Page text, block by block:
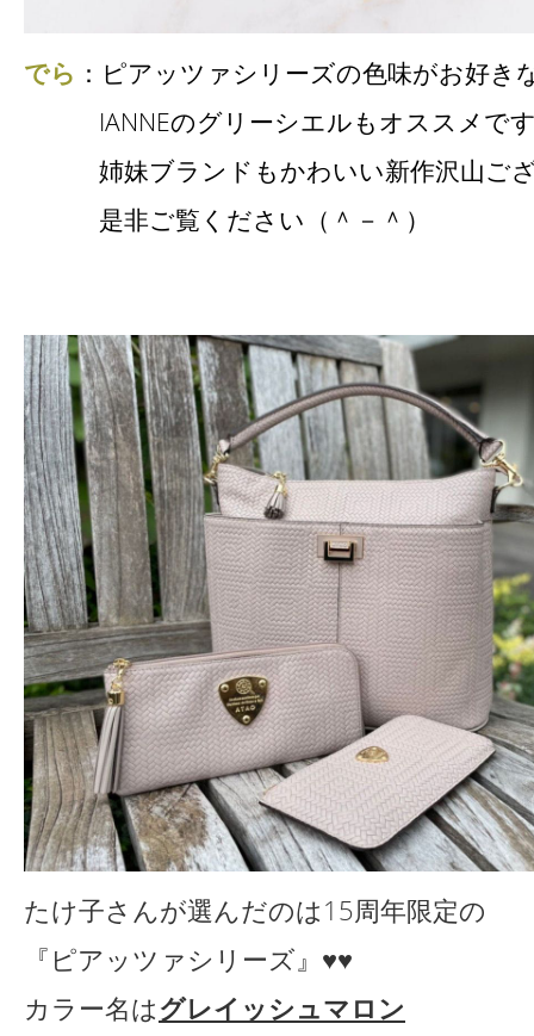
でら ：ピアッツァシリーズの色味がお好き
IANNEのグリーシエルもオススメで
姉妹ブランドもかわいい新作沢山ご
是非ご覧ください（＾－＾）
たけ子さんが選んだのは15周年限定の
『ピアッツァシリーズ』♥♥
カラー名はグレイッシュマロン